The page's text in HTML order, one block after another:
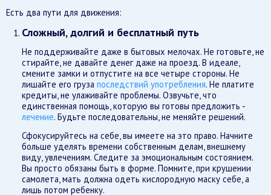
Есть два пути для движения:
Сложный, долгий и бесплатный путь
Не поддерживайте даже в бытовых мелочах. Не готовьте, не
стирайте, не давайте денег даже на проезд. В идеале,
смените замки и отпустите на все четыре стороны. Не
лишайте его груза последствий употребления. Не платите
кредиты, не улаживайте проблемы. Озвучьте, что
единственная помощь, которую вы готовы предложить -
лечение. Будьте последовательны, не меняйте решений.
Сфокусируйтесь на себе, вы имеете на это право. Начните
больше уделять времени собственным делам, внешнему
виду, увлечениям. Следите за эмоциональным состоянием.
Вы просто обязаны быть в форме. Помните, при крушении
самолета, мать должна одеть кислородную маску себе, а
лишь потом ребенку.